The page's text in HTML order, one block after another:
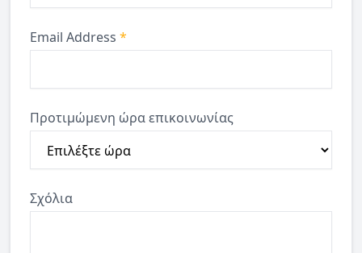
Email Address *
Προτιμώμενη ώρα επικοινωνίας
Σχόλια